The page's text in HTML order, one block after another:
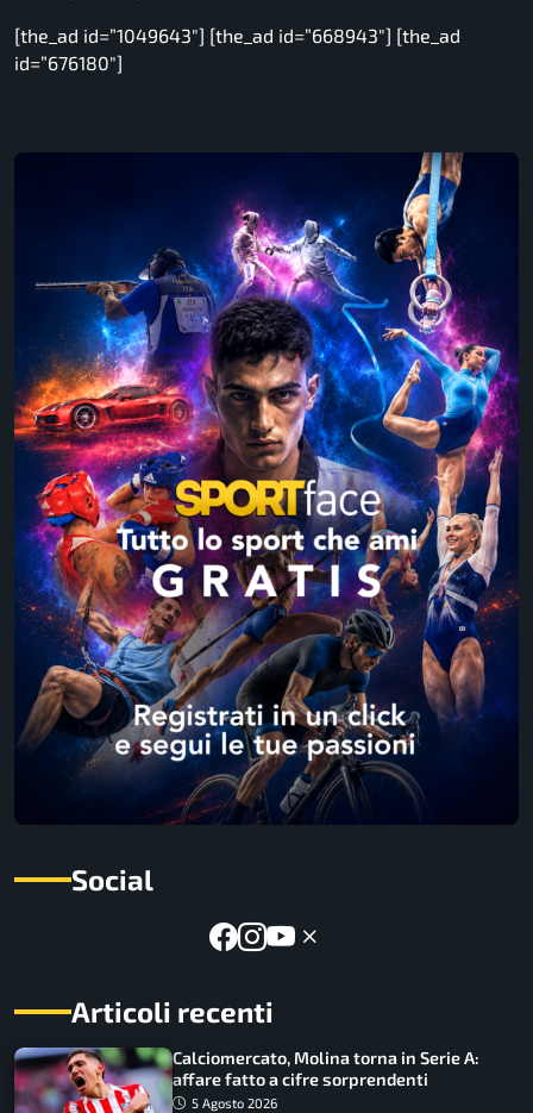
[the_ad id=”1049643″] [the_ad id=”668943″] [the_ad
id=”676180″]
Social
Articoli recenti
Calciomercato, Molina torna in Serie A:
affare fatto a cifre sorprendenti
5 Agosto 2026